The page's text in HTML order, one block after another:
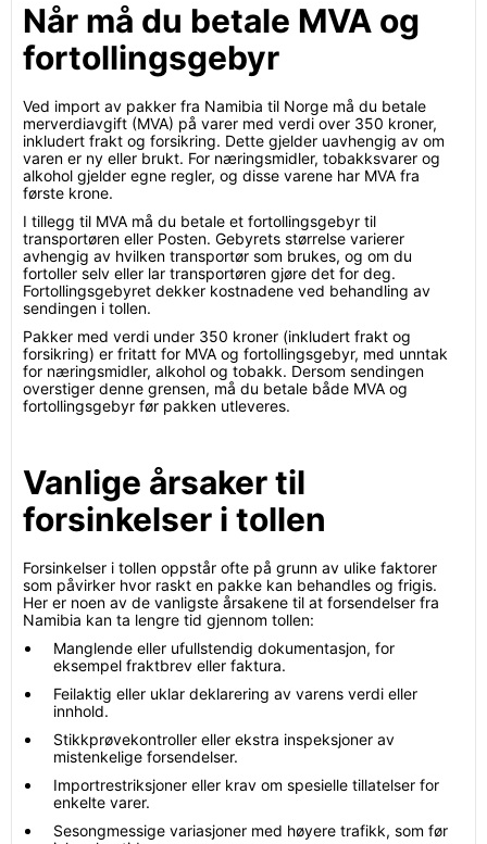
Når må du betale MVA og
fortollingsgebyr
Ved import av pakker fra Namibia til Norge må du betale
merverdiavgift (MVA) på varer med verdi over 350 kroner,
inkludert frakt og forsikring. Dette gjelder uavhengig av om
varen er ny eller brukt. For næringsmidler, tobakksvarer og
alkohol gjelder egne regler, og disse varene har MVA fra
første krone.
I tillegg til MVA må du betale et fortollingsgebyr til
transportøren eller Posten. Gebyrets størrelse varierer
avhengig av hvilken transportør som brukes, og om du
fortoller selv eller lar transportøren gjøre det for deg.
Fortollingsgebyret dekker kostnadene ved behandling av
sendingen i tollen.
Pakker med verdi under 350 kroner (inkludert frakt og
forsikring) er fritatt for MVA og fortollingsgebyr, med unntak
for næringsmidler, alkohol og tobakk. Dersom sendingen
overstiger denne grensen, må du betale både MVA og
fortollingsgebyr før pakken utleveres.
Vanlige årsaker til
forsinkelser i tollen
Forsinkelser i tollen oppstår ofte på grunn av ulike faktorer
som påvirker hvor raskt en pakke kan behandles og frigis.
Her er noen av de vanligste årsakene til at forsendelser fra
Namibia kan ta lengre tid gjennom tollen:
Manglende eller ufullstendig dokumentasjon, for
eksempel fraktbrev eller faktura.
Feilaktig eller uklar deklarering av varens verdi eller
innhold.
Stikkprøvekontroller eller ekstra inspeksjoner av
mistenkelige forsendelser.
Importrestriksjoner eller krav om spesielle tillatelser for
enkelte varer.
Sesongmessige variasjoner med høyere trafikk, som før